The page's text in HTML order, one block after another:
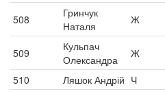
508
Гринчук
Наталя
Ж
509
Кульпач
Олександра
Ж
510
Ляшок Андрій Ч